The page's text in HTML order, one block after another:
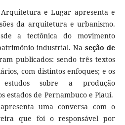
e Lugar apresenta e
da arquitetura e urbanismo.
a tectônica do movimento
industrial. Na seção de
publicados: sendo três textos
com distintos enfoques; e os
estudos sobre a produção
estados de Pernambuco e Piauí.
apresenta uma conversa com o
que foi o responsável por